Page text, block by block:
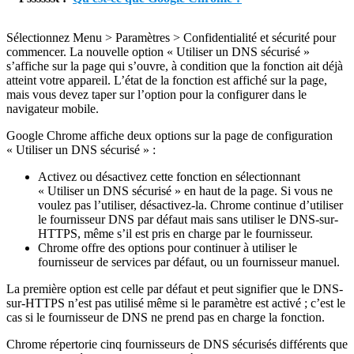
Sélectionnez Menu > Paramètres > Confidentialité et sécurité pour
commencer. La nouvelle option « Utiliser un DNS sécurisé »
s’affiche sur la page qui s’ouvre, à condition que la fonction ait déjà
atteint votre appareil. L’état de la fonction est affiché sur la page,
mais vous devez taper sur l’option pour la configurer dans le
navigateur mobile.
Google Chrome affiche deux options sur la page de configuration
« Utiliser un DNS sécurisé » :
Activez ou désactivez cette fonction en sélectionnant
« Utiliser un DNS sécurisé » en haut de la page. Si vous ne
voulez pas l’utiliser, désactivez-la. Chrome continue d’utiliser
le fournisseur DNS par défaut mais sans utiliser le DNS-sur-
HTTPS, même s’il est pris en charge par le fournisseur.
Chrome offre des options pour continuer à utiliser le
fournisseur de services par défaut, ou un fournisseur manuel.
La première option est celle par défaut et peut signifier que le DNS-
sur-HTTPS n’est pas utilisé même si le paramètre est activé ; c’est le
cas si le fournisseur de DNS ne prend pas en charge la fonction.
Chrome répertorie cinq fournisseurs de DNS sécurisés différents que